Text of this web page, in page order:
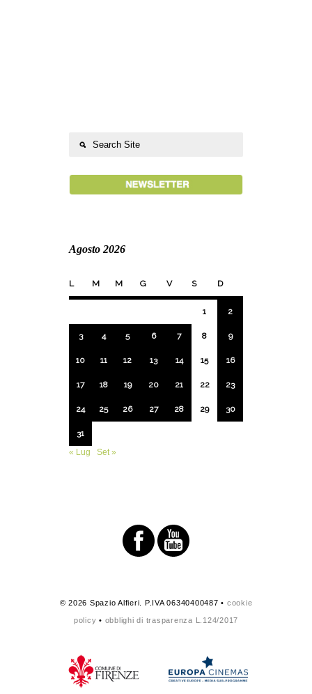
Agosto 2026
L M M G V S D
1 2
3 4 5 6 7 8 9
10 11 12 13 14 15 16
17 18 19 20 21 22 23
24 25 26 27 28 29 30
31
« Lug
Set »
© 2026 Spazio Alfieri. P.IVA 06340400487 • cookie
policy • obblighi di trasparenza L.124/2017